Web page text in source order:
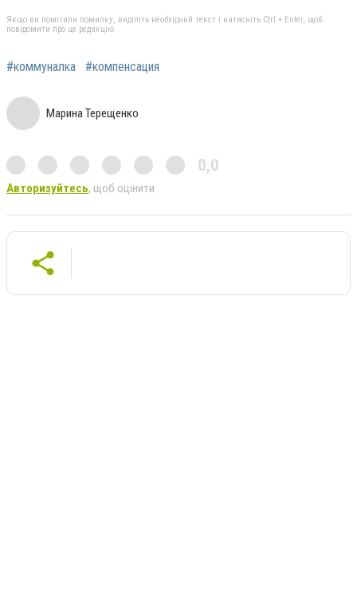
Якщо ви помітили помилку, виділіть необхідний текст і натисніть Ctrl + Enter, щоб
повідомити про це редакцію
#коммуналка #компенсация
Марина Терещенко
0,0
Авторизуйтесь, щоб оцінити